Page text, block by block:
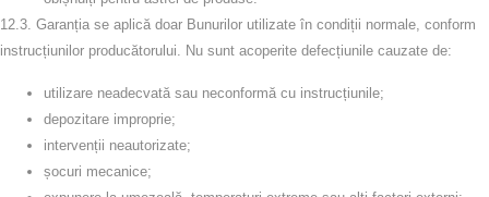
12.3. Garanția se aplică doar Bunurilor utilizate în condiții normale, conform
instrucțiunilor producătorului. Nu sunt acoperite defecțiunile cauzate de:
utilizare neadecvată sau neconformă cu instrucțiunile;
depozitare improprie;
intervenții neautorizate;
șocuri mecanice;